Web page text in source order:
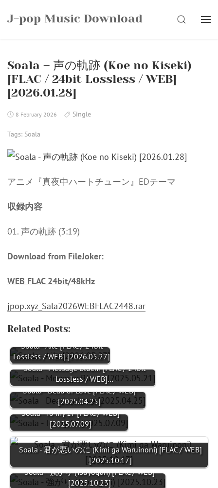
J-pop Music Download SEARCH
Soala – 声の軌跡 (Koe no Kiseki)
[FLAC / 24bit Lossless / WEB]
[2026.01.28]
8 February 2026 Single
Tags: Soala
アニメ『真夜中ハートチューン』EDテーマ
収録内容
01. 声の軌跡 (3:19)
Download from FileJoker:
WEB FLAC 24bit/48kHz
jpop.xyz_Sala2026WEBFLAC2448.rar
Related Posts:
Soala - Aile [FLAC / 24bit
Lossless / WEB] [2026.05.27]
Soala - Message Bluem [FLAC / 24bit
Lossless / WEB]…
Soala - Dead or Love [FLAC / WEB]
[2025.04.25]
Soala - To my 17 [FLAC / WEB]
[2025.07.09]
Soala - 君が悪いのに (Kimi ga Waruinoni) [FLAC / WEB]
[2025.10.17]
Soala - 強がり (Tsuyogari) [FLAC / WEB]
[2025.10.23]